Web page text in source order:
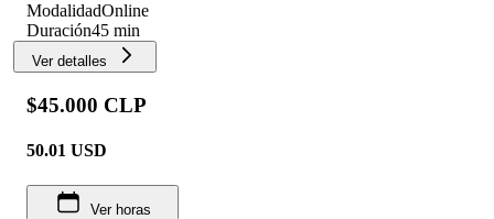
ModalidadOnline
Duración45 min
Ver detalles
$45.000 CLP
50.01 USD
Ver horas